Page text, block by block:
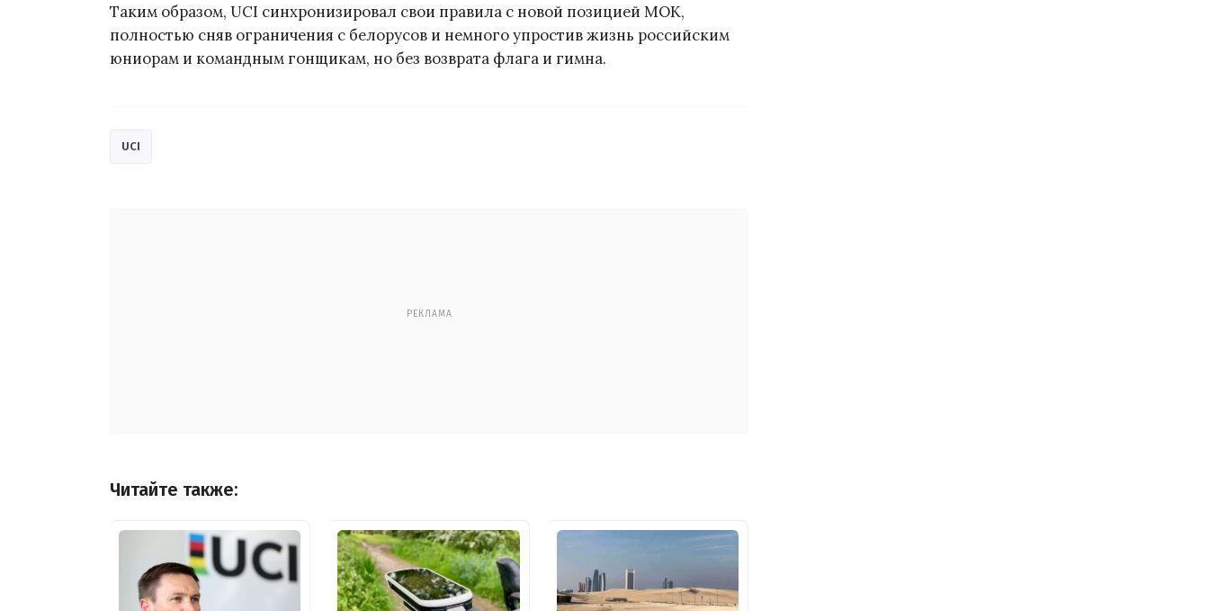
Таким образом, UCI синхронизировал свои правила с новой позицией МОК,
полностью сняв ограничения с белорусов и немного упростив жизнь российским
юниорам и командным гонщикам, но без возврата флага и гимна.
UCI
РЕКЛАМА
Читайте также: